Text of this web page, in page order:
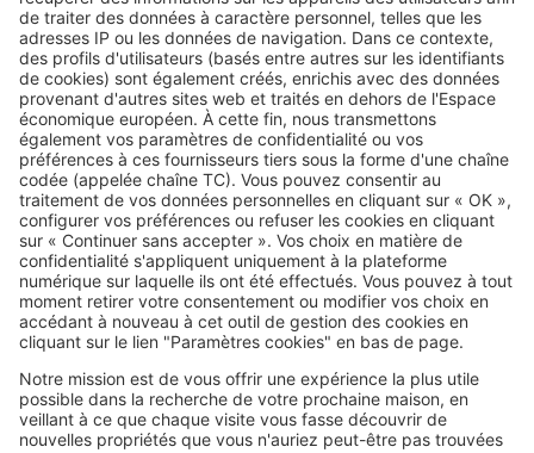
Image
France
Fécamp : où en sont les prix de
l’immobilier en 2026 ?
SeLoger c'est aussi